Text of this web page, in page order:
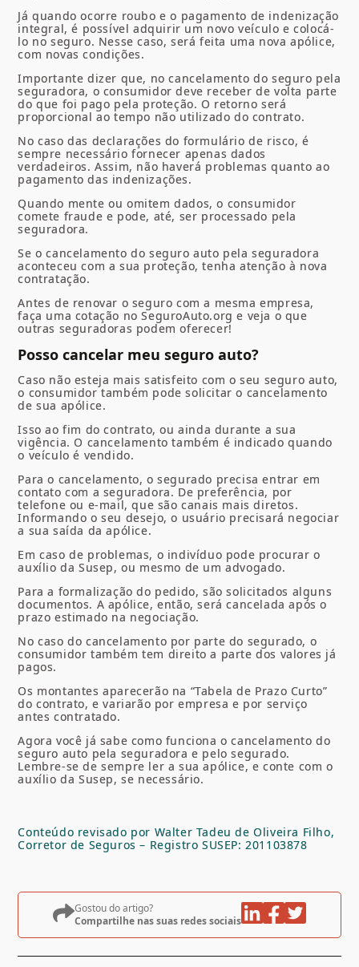
Já quando ocorre roubo e o pagamento de indenização
integral, é possível adquirir um novo veículo e colocá-
lo no seguro. Nesse caso, será feita uma nova apólice,
com novas condições.
Importante dizer que, no cancelamento do seguro pela
seguradora, o consumidor deve receber de volta parte
do que foi pago pela proteção. O retorno será
proporcional ao tempo não utilizado do contrato.
No caso das declarações do formulário de risco, é
sempre necessário fornecer apenas dados
verdadeiros. Assim, não haverá problemas quanto ao
pagamento das indenizações.
Quando mente ou omitem dados, o consumidor
comete fraude e pode, até, ser processado pela
seguradora.
Se o cancelamento do seguro auto pela seguradora
aconteceu com a sua proteção, tenha atenção à nova
contratação.
Antes de renovar o seguro com a mesma empresa,
faça uma cotação no SeguroAuto.org e veja o que
outras seguradoras podem oferecer!
Posso cancelar meu seguro auto?
Caso não esteja mais satisfeito com o seu seguro auto,
o consumidor também pode solicitar o cancelamento
de sua apólice.
Isso ao fim do contrato, ou ainda durante a sua
vigência. O cancelamento também é indicado quando
o veículo é vendido.
Para o cancelamento, o segurado precisa entrar em
contato com a seguradora. De preferência, por
telefone ou e-mail, que são canais mais diretos.
Informando o seu desejo, o usuário precisará negociar
a sua saída da apólice.
Em caso de problemas, o indivíduo pode procurar o
auxílio da Susep, ou mesmo de um advogado.
Para a formalização do pedido, são solicitados alguns
documentos. A apólice, então, será cancelada após o
prazo estimado na negociação.
No caso do cancelamento por parte do segurado, o
consumidor também tem direito a parte dos valores já
pagos.
Os montantes aparecerão na “Tabela de Prazo Curto”
do contrato, e variarão por empresa e por serviço
antes contratado.
Agora você já sabe como funciona o cancelamento do
seguro auto pela seguradora e pelo segurado.
Lembre-se de sempre ler a sua apólice, e conte com o
auxílio da Susep, se necessário.
Conteúdo revisado por Walter Tadeu de Oliveira Filho,
Corretor de Seguros – Registro SUSEP: 201103878
Gostou do artigo?
Compartilhe nas suas redes sociais